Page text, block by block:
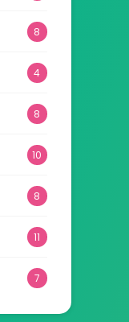
8
4
8
10
8
11
7